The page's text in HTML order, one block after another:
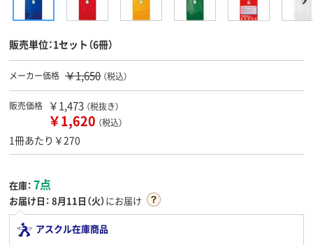
販売単位：1セット（6冊）
メーカー価格 ￥1,650 （税込）
販売価格 ￥1,473 （税抜き）
￥1,620 （税込）
1冊あたり￥270
在庫： 7点
お届け日： 8月11日（火）にお届け
アスクル在庫商品